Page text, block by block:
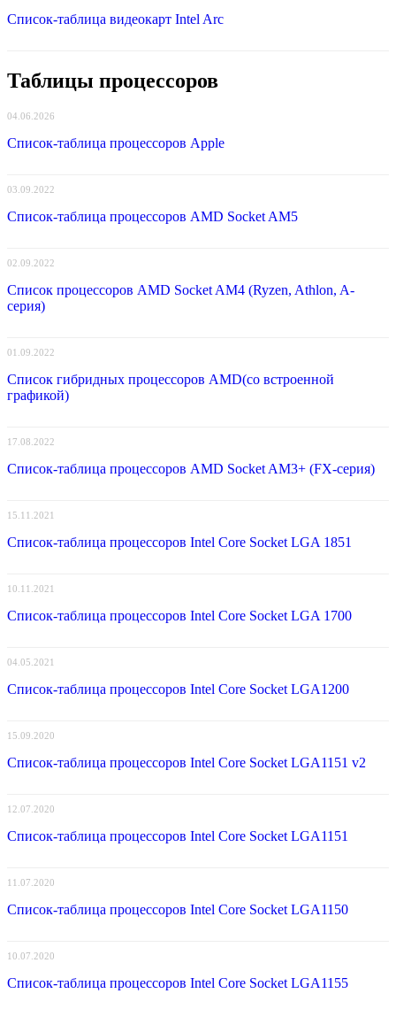
Список-таблица видеокарт Intel Arc
Таблицы процессоров
04.06.2026
Список-таблица процессоров Apple
03.09.2022
Список-таблица процессоров AMD Socket AM5
02.09.2022
Список процессоров AMD Socket AM4 (Ryzen, Athlon, A-
серия)
01.09.2022
Список гибридных процессоров AMD(со встроенной
графикой)
17.08.2022
Список-таблица процессоров AMD Socket AM3+ (FX-серия)
15.11.2021
Список-таблица процессоров Intel Core Socket LGA 1851
10.11.2021
Список-таблица процессоров Intel Core Socket LGA 1700
04.05.2021
Список-таблица процессоров Intel Core Socket LGA1200
15.09.2020
Список-таблица процессоров Intel Core Socket LGA1151 v2
12.07.2020
Список-таблица процессоров Intel Core Socket LGA1151
11.07.2020
Список-таблица процессоров Intel Core Socket LGA1150
10.07.2020
Список-таблица процессоров Intel Core Socket LGA1155